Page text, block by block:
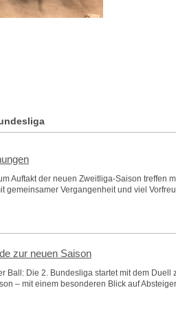
Auftakt der neuen Zweitliga-Saison
gemeinsamer Vergangenheit und viel
zur neuen Saison
Ball: Die 2. Bundesliga startet mit dem
– mit einem besonderen Blick auf